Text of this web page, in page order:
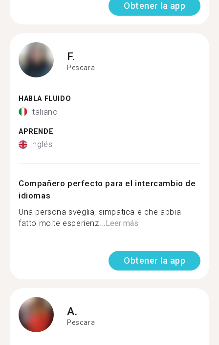
Obtener la app
F.
Pescara
HABLA FLUIDO
Italiano
APRENDE
Inglés
Compañero perfecto para el intercambio de
idiomas
Una persona sveglia, simpatica e che abbia
fatto molte esperienz...Leer más
Obtener la app
A.
Pescara